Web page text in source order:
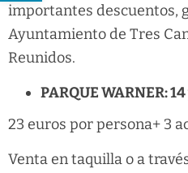
importantes descuentos,
Ayuntamiento de Tres
Reunidos.
PARQUE WARNER:
23 euros por persona+ 3
Venta en taquilla o a